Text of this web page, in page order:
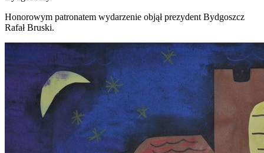
Honorowym patronatem wydarzenie objął prezydent Bydgoszcz
Rafał Bruski.